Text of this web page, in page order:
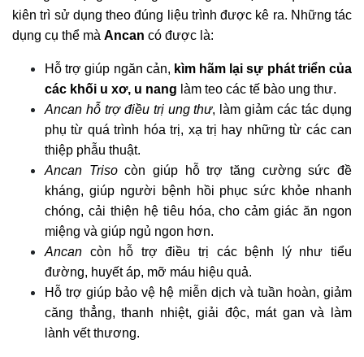
kiên trì sử dụng theo đúng liệu trình được kê ra. Những tác
dụng cụ thể mà Ancan có được là:
Hỗ trợ giúp ngăn cản, kìm hãm lại sự phát triển của
các khối u xơ, u nang làm teo các tế bào ung thư.
Ancan hỗ trợ điều trị ung thư, làm giảm các tác dụng
phụ từ quá trình hóa trị, xạ trị hay những từ các can
thiệp phẫu thuật.
Ancan Trisocòn giúp hỗ trợ tăng cường sức đề
kháng, giúp người bệnh hồi phục sức khỏe nhanh
chóng, cải thiện hệ tiêu hóa, cho cảm giác ăn ngon
miệng và giúp ngủ ngon hơn.
Ancan còn hỗ trợ điều trị các bệnh lý như tiểu
đường, huyết áp, mỡ máu hiệu quả.
Hỗ trợ giúp bảo vệ hệ miễn dịch và tuần hoàn, giảm
căng thẳng, thanh nhiệt, giải độc, mát gan và làm
lành vết thương.